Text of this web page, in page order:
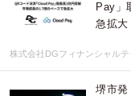
Pay」
急拡⼤
株式会社DGフィナンシャルテ
堺市発